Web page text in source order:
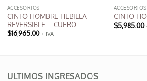
ACCESORIOS
CINTO HOMBRE HEBILLA
REVERSIBLE – CUERO
$16,965.00 + IVA
múltiples
ACCESORIOS
CINTO
$5,985.00
ULTIMOS INGRESADOS